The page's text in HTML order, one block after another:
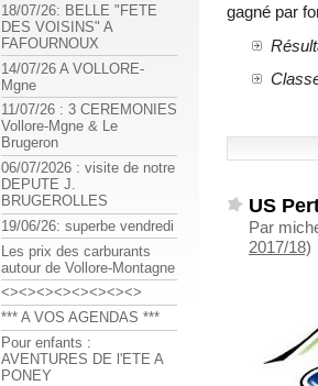
gagné par
US
Par
2017/18)
18/07/26: BELLE "FETE
DES VOISINS" A
FAFOURNOUX
14/07/26 A VOLLORE-
Mgne
11/07/26 : 3 CEREMONIES
Vollore-Mgne & Le
Brugeron
06/07/2026 : visite de notre
DEPUTE J.
BRUGEROLLES
19/06/26: superbe vendredi
Les prix des carburants
autour de Vollore-Montagne
<><><><><><><><>
*** A VOS AGENDAS ***
Pour enfants :
AVENTURES DE l'ETE A
PONEY